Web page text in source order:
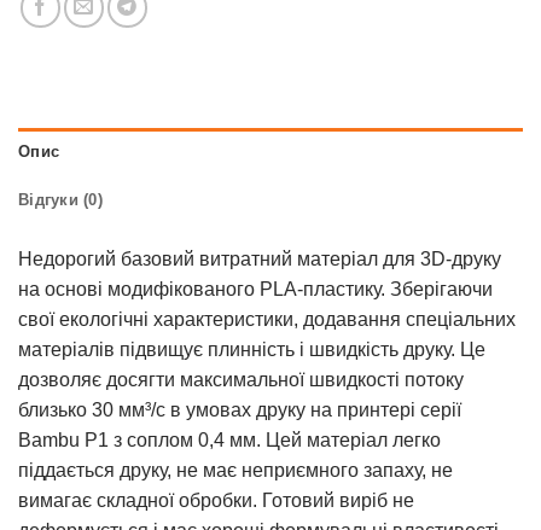
Опис
Відгуки (0)
Недорогий базовий витратний матеріал для 3D-друку
на основі модифікованого PLA-пластику. Зберігаючи
свої екологічні характеристики, додавання спеціальних
матеріалів підвищує плинність і швидкість друку. Це
дозволяє досягти максимальної швидкості потоку
близько 30 мм³/с в умовах друку на принтері серії
Bambu P1 з соплом 0,4 мм. Цей матеріал легко
піддається друку, не має неприємного запаху, не
вимагає складної обробки. Готовий виріб не